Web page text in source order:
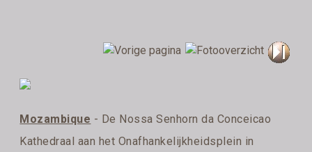
Mozambique - De Nossa Senhorn da Conceicao
Kathedraal aan het Onafhankelijkheidsplein in